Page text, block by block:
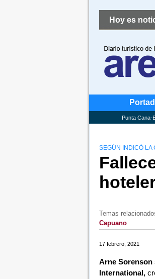
Hoy es
Punta Cana-
SEGÚN INDICÓ LA
Temas
Capuano
17 febrero, 2021
Arne Sorenson
International,